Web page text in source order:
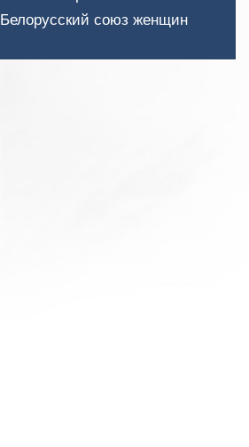
Белорусский союз женщин